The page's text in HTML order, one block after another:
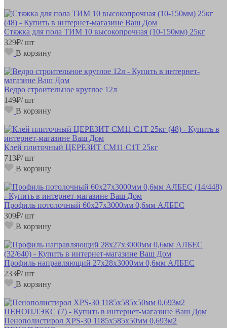
Стяжка для пола ТИМ 10 высокопрочная (10-150мм) 25кг
329₽/ шт
В корзину
Ведро строительное круглое 12л
149₽/ шт
В корзину
Клей плиточный ЦЕРЕЗИТ СМ11 С1Т 25кг
713₽/ шт
В корзину
Профиль потолочный 60х27х3000мм 0,6мм АЛБЕС
309₽/ шт
В корзину
Профиль направляющий 27х28х3000мм 0,6мм АЛБЕС
233₽/ шт
В корзину
Пенополистирол XPS-30 1185х585х50мм 0,693м2